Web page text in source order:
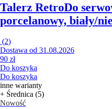
Talerz RetroDo
porcelanowy, biały/
(2)
Dostawa od 31.08.2026
90 zł
Do koszyka
Do koszyka
inne warianty
+ Średnica (5)
Nowość